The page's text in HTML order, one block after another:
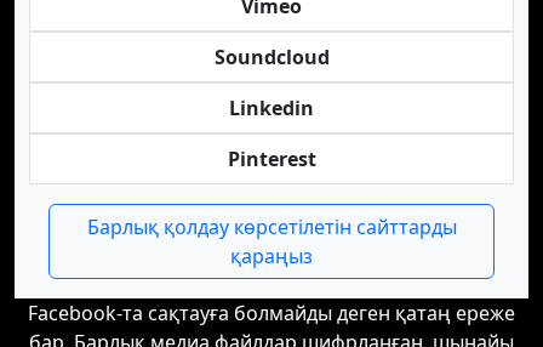
Vimeo
Soundcloud
Linkedin
Pinterest
Барлық қолдау көрсетілетін сайттарды
қараңыз
Facebook-та сақтауға болмайды деген қатаң ереже